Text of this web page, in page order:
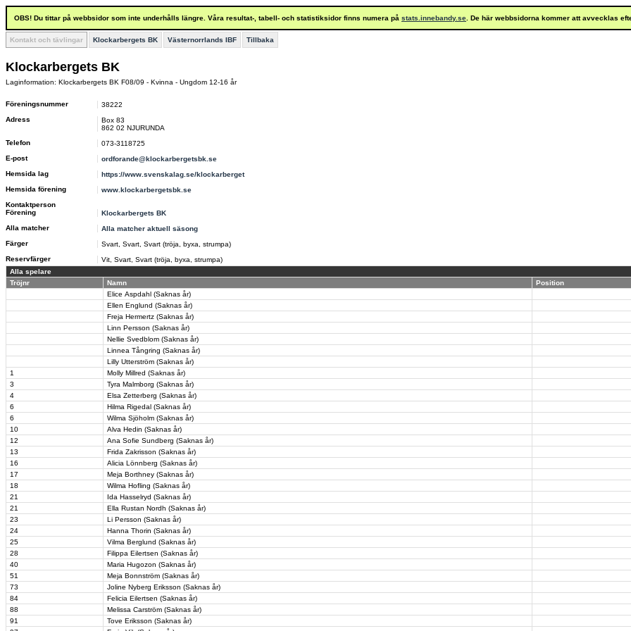
OBS! Du tittar på webbsidor som inte underhålls längre. Våra resultat-, tabell- och statistiksidor finns numera på stats.innebandy.se . De här webbsidorna kommer att avvecklas
Kontakt och tävlingar Klockarbergets BK Västernorrlands IBF Tillbaka
Klockarbergets BK
Laginformation: Klockarbergets BK F08/09 - Kvinna - Ungdom 12-16 år
Föreningsnummer
38222
Adress
Box 83
862 02 NJURUNDA
Telefon
073-3118725
E-post
ordforande@klockarbergetsbk.se
Hemsida lag
https://www.svenskalag.se/klockarberget
Hemsida förening
www.klockarbergetsbk.se
Kontaktperson
Förening
Klockarbergets BK
Alla matcher
Alla matcher aktuell säsong
Färger
Svart, Svart, Svart (tröja, byxa, strumpa)
Reservfärger
Vit, Svart, Svart (tröja, byxa, strumpa)
Alla spelare
Tröjnr
Namn
Position
Elice Aspdahl (Saknas år)
Ellen Englund (Saknas år)
Freja Hermertz (Saknas år)
Linn Persson (Saknas år)
Nellie Svedblom (Saknas år)
Linnea Tångring (Saknas år)
Lilly Utterström (Saknas år)
1
Molly Millred (Saknas år)
3
Tyra Malmborg (Saknas år)
4
Elsa Zetterberg (Saknas år)
6
Hilma Rigedal (Saknas år)
6
Wilma Sjöholm (Saknas år)
10
Alva Hedin (Saknas år)
12
Ana Sofie Sundberg (Saknas år)
13
Frida Zakrisson (Saknas år)
16
Alicia Lönnberg (Saknas år)
17
Meja Borthney (Saknas år)
18
Wilma Hofling (Saknas år)
21
Ida Hasselryd (Saknas år)
21
Ella Rustan Nordh (Saknas år)
23
Li Persson (Saknas år)
24
Hanna Thorin (Saknas år)
25
Vilma Berglund (Saknas år)
28
Filippa Eilertsen (Saknas år)
40
Maria Hugozon (Saknas år)
51
Meja Bonnström (Saknas år)
73
Joline Nyberg Eriksson (Saknas år)
84
Felicia Eilertsen (Saknas år)
88
Melissa Carström (Saknas år)
91
Tove Eriksson (Saknas år)